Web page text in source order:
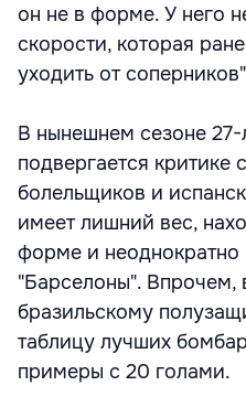
он не в форме. У него
скорости, которая
уходить от
В нынешнем сезоне
подвергается критике
болельщиков и
имеет лишний вес,
форме и неоднократно
"Барселоны". Впрочем,
бразильскому
таблицу лучших
примеры с 20 голами.